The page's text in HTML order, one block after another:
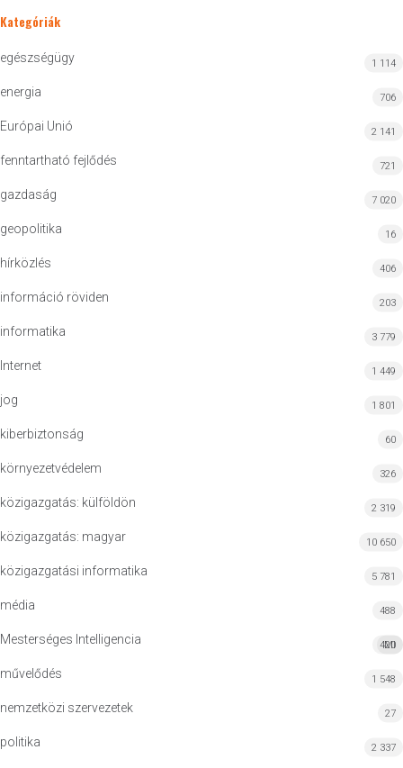
Kategóriák
egészségügy 1 114
energia 706
Európai Unió 2 141
fenntartható fejlődés 721
gazdaság 7 020
geopolitika 16
hírközlés 406
információ röviden 203
informatika 3 779
Internet 1 449
jog 1 801
kiberbiztonság 60
környezetvédelem 326
közigazgatás: külföldön 2 319
közigazgatás: magyar 10 650
közigazgatási informatika 5 781
média 488
Mesterséges Intelligencia MI
420
művelődés 1 548
nemzetközi szervezetek 27
politika 2 337